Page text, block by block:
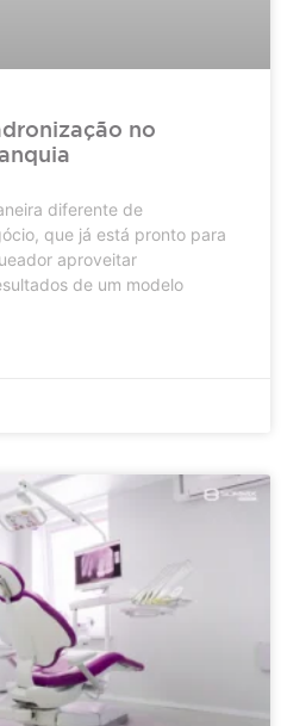
no
diferente de
que já está pronto para
aproveitar
de um modelo